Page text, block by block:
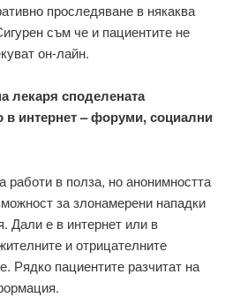
проследяване в някаква
съм че и пациентите не
он-лайн.
лекаря споделената
в интернет – форуми, социални
работи в полза, но анонимността
за злонамерени нападки
Дали е в интернет или в
и отрицателните
Рядко пациентите разчитат на